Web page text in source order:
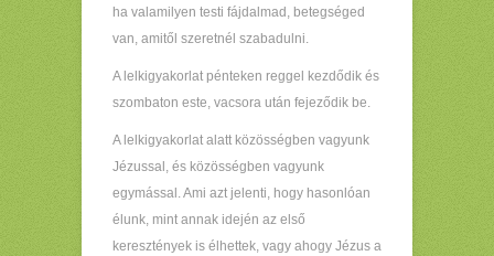
ha valamilyen testi fájdalmad, betegséged
van, amitől szeretnél szabadulni.
A lelkigyakorlat pénteken reggel kezdődik és
szombaton este, vacsora után fejeződik be.
A lelkigyakorlat alatt közösségben vagyunk
Jézussal, és közösségben vagyunk
egymással. Ami azt jelenti, hogy hasonlóan
élunk, mint annak idején az első
keresztények is élhettek, vagy ahogy Jézus a